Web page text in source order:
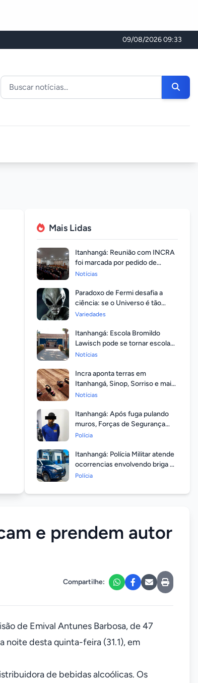
09/08/2026 09:33
Buscar noticias
Mais Lidas
Itanhangá: Reunião com INCRA
foi marcada por pedido de
regularização pela população
Notícias
Paradoxo de Fermi desafia a
ciência: se o Universo é tão
vasto, por que ninguém
Variedades
Itanhangá: Escola Bromildo
Lawisch pode se tornar escola
cívico-militar
Notícias
Incra aponta terras em
Itanhangá, Sinop, Sorriso e mais
14 entre as com maior
Notícias
Itanhangá: Após fuga pulando
muros, Forças de Segurança
prendem homem com mandato
Polícia
Itanhangá: Polícia Militar atende
ocorrencias envolvendo briga de
casais durante feriado
Polícia
e prendem autor
Compartilhe:
de Emival Antunes Barbosa, de 47
noite desta quinta-feira (31.1), em
de bebidas alcoólicas. Os